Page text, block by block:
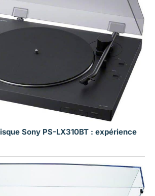
Sony PS-LX310BT : expérience